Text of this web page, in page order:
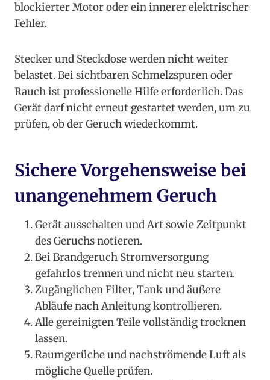
blockierter Motor oder ein innerer elektrischer
Fehler.
Stecker und Steckdose werden nicht weiter
belastet. Bei sichtbaren Schmelzspuren oder
Rauch ist professionelle Hilfe erforderlich. Das
Gerät darf nicht erneut gestartet werden, um zu
prüfen, ob der Geruch wiederkommt.
Sichere Vorgehensweise bei
unangenehmem Geruch
Gerät ausschalten und Art sowie Zeitpunkt
des Geruchs notieren.
Bei Brandgeruch Stromversorgung
gefahrlos trennen und nicht neu starten.
Zugänglichen Filter, Tank und äußere
Abläufe nach Anleitung kontrollieren.
Alle gereinigten Teile vollständig trocknen
lassen.
Raumgerüche und nachströmende Luft als
mögliche Quelle prüfen.